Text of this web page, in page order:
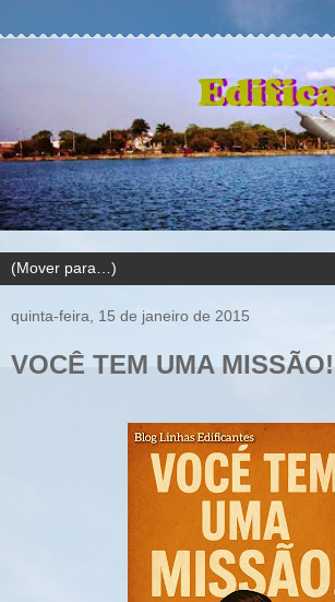
quinta-feira, 15 de janeiro de 2015
VOCÊ TEM UMA MISSÃO!